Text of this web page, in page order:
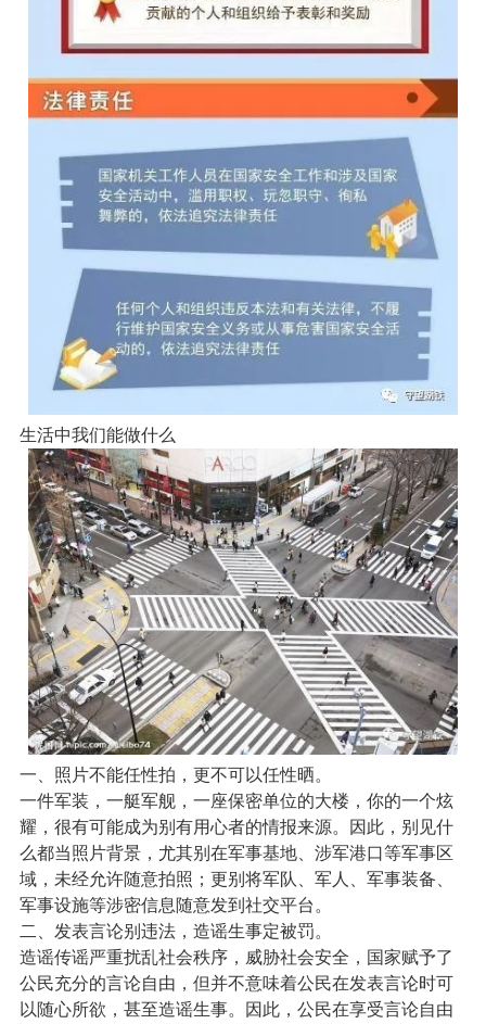
生活中我们能做什么
一、照片不能任性拍，更不可以任性晒。
一件军装，一艇军舰，一座保密单位的大楼，你的一个炫
耀，很有可能成为别有用心者的情报来源。因此，别见什
么都当照片背景，尤其别在军事基地、涉军港口等军事区
域，未经允许随意拍照；更别将军队、军人、军事装备、
军事设施等涉密信息随意发到社交平台。
二、发表言论别违法，造谣生事定被罚。
造谣传谣严重扰乱社会秩序，威胁社会安全，国家赋予了
公民充分的言论自由，但并不意味着公民在发表言论时可
以随心所欲，甚至造谣生事。因此，公民在享受言论自由